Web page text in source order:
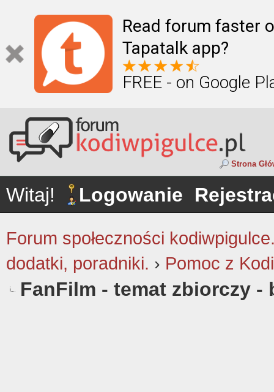
Read forum faster
Tapatalk app?
FREE - on Google
Strona
Witaj! Logowanie
Forum społeczności
dodatki, poradniki. › Pomoc z Kodi
FanFilm - temat zbiorczy -